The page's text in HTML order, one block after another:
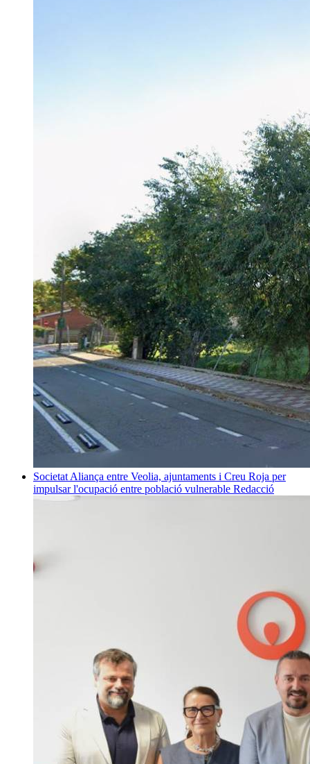
Societat Aliança entre Veolia, ajuntaments i Creu Roja per
impulsar l'ocupació entre població vulnerable Redacció